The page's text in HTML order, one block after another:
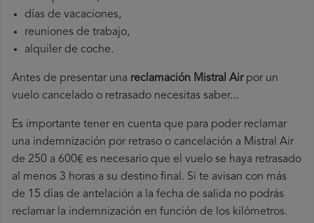
días de vacaciones,
reuniones de trabajo,
alquiler de coche.
Antes de presentar una reclamación Mistral Airpor un
vuelo cancelado o retrasado necesitas saber...
Es importante tener en cuenta que para poder reclamar
una indemnización por retraso o cancelación a Mistral Air
de 250 a 600€ es necesario que el vuelo se haya retrasado
al menos 3 horas a su destino final. Si te avisan con más
de 15 días de antelación a la fecha de salida no podrás
reclamar la indemnización en función de los kilómetros.